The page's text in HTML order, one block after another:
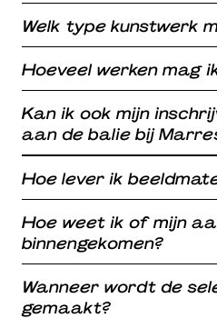
Welk type kunstwerk
Hoeveel werken mag
Kan ik ook mijn
aan de balie bij
Hoe lever ik
Hoe weet ik of mijn
binnengekomen?
Wanneer wordt de
gemaakt?